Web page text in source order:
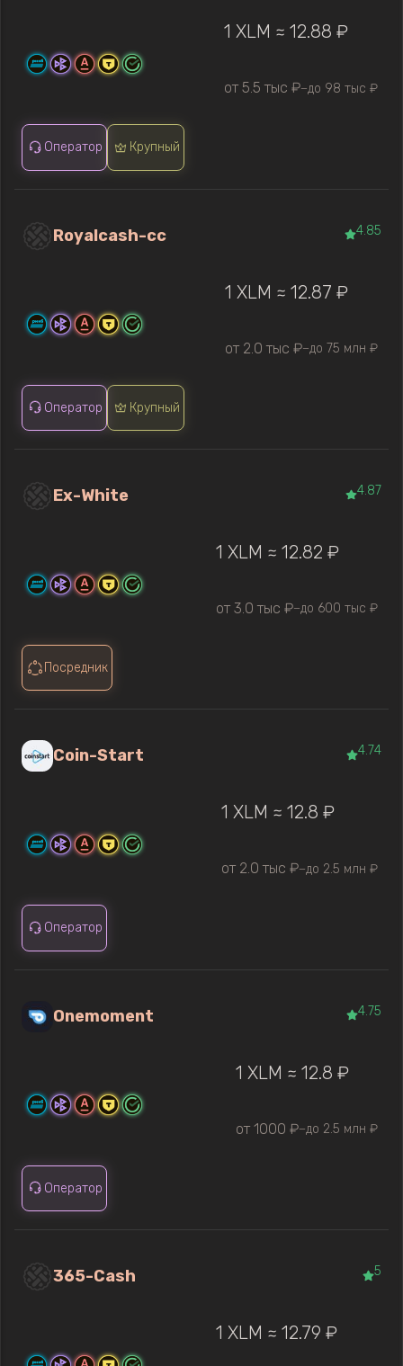
1 XLM ≈ 12.88 ₽
от 5.5 тыс ₽—до 98 тыс ₽
Оператор Крупный
Royalcash-cc 4.85
1 XLM ≈ 12.87 ₽
от 2.0 тыс ₽—до 75 млн ₽
Оператор Крупный
Ex-White 4.87
1 XLM ≈ 12.82 ₽
от 3.0 тыс ₽—до 600 тыс ₽
Посредник
Coin-Start 4.74
1 XLM ≈ 12.8 ₽
от 2.0 тыс ₽—до 2.5 млн ₽
Оператор
Onemoment 4.75
1 XLM ≈ 12.8 ₽
от 1000 ₽—до 2.5 млн ₽
Оператор
365-Cash 5
1 XLM ≈ 12.79 ₽